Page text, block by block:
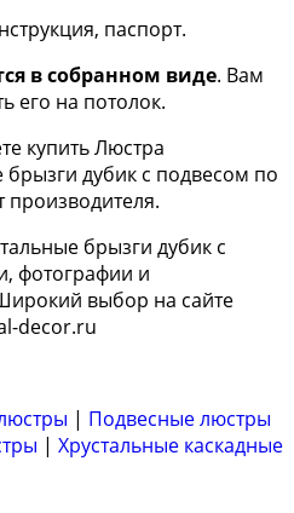
паспорт.
в собранном виде. Вам
его на потолок.
купить Люстра
брызги дубик с подвесом по
производителя.
брызги дубик с
фотографии и
выбор на сайте
decor.ru
| Подвесные люстры
| Хрустальные каскадные